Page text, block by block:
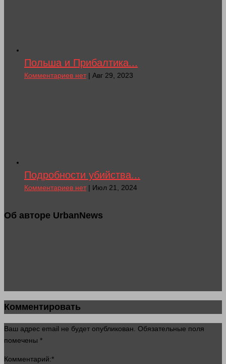
Польша и Прибалтика...
Комментариев нет| Авг 29, 2023
Подробности убийства...
Комментариев нет| Июл 21, 2024
Об авторе UrbanNews
Комментировать
Ваш адрес email не будет опубликован. Обязательные поля
помечены *
Комментарий:*